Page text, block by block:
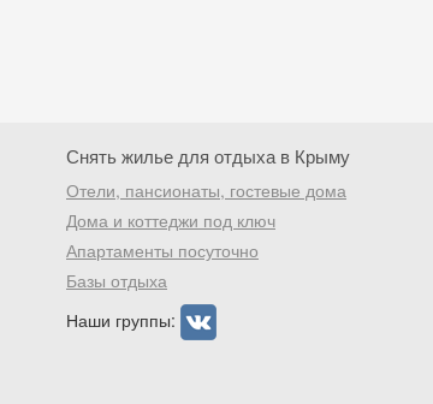
Снять жилье для отдыха в Крыму
Отели, пансионаты, гостевые дома
Дома и коттеджи под ключ
Апартаменты посуточно
Базы отдыха
Наши группы: